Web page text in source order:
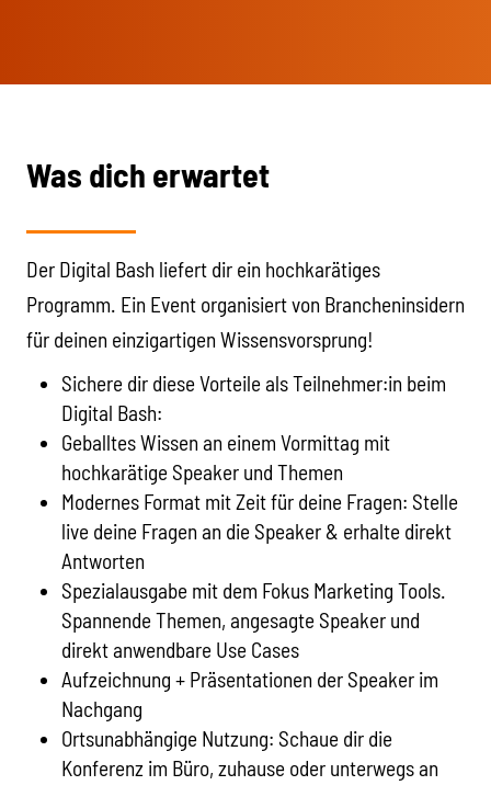
Was dich erwartet
Der Digital Bash liefert dir ein hochkarätiges
Programm. Ein Event organisiert von Brancheninsidern
für deinen einzigartigen Wissensvorsprung!
Sichere dir diese Vorteile als Teilnehmer:in beim
Digital Bash:
Geballtes Wissen an einem Vormittag mit
hochkarätige Speaker und Themen
Modernes Format mit Zeit für deine Fragen: Stelle
live deine Fragen an die Speaker & erhalte direkt
Antworten
Spezialausgabe mit dem Fokus Marketing Tools.
Spannende Themen, angesagte Speaker und
direkt anwendbare Use Cases
Aufzeichnung + Präsentationen der Speaker im
Nachgang
Ortsunabhängige Nutzung: Schaue dir die
Konferenz im Büro, zuhause oder unterwegs an